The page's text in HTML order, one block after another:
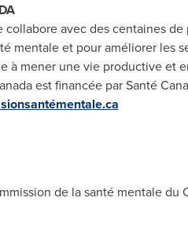
avec des centaines
mentale et pour améliorer les
à mener une vie productive et
est financée par Santé
de la santé mentale du